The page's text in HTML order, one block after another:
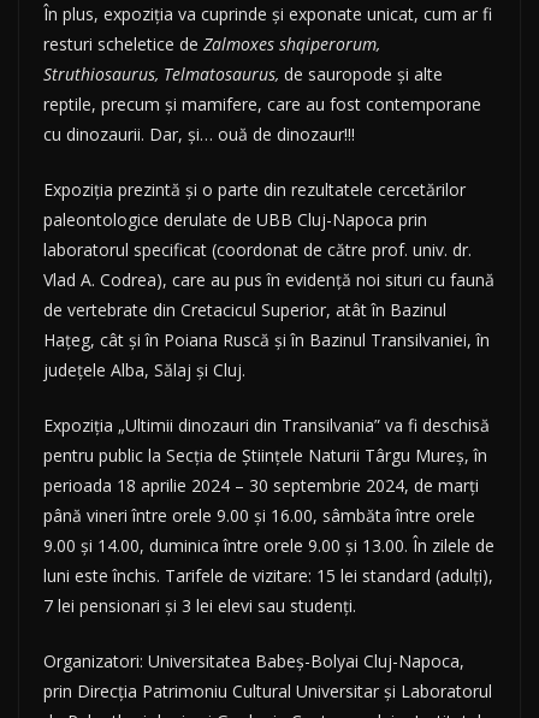
În plus, expoziția va cuprinde și exponate unicat, cum ar fi
resturi scheletice de Zalmoxes shqiperorum,
Struthiosaurus, Telmatosaurus, de sauropode și alte
reptile, precum și mamifere, care au fost contemporane
cu dinozaurii. Dar, și… ouă de dinozaur!!!
Expoziția prezintă și o parte din rezultatele cercetărilor
paleontologice derulate de UBB Cluj-Napoca prin
laboratorul specificat (coordonat de către prof. univ. dr.
Vlad A. Codrea), care au pus în evidență noi situri cu faună
de vertebrate din Cretacicul Superior, atât în Bazinul
Hațeg, cât și în Poiana Ruscă și în Bazinul Transilvaniei, în
județele Alba, Sălaj și Cluj.
Expoziția „Ultimii dinozauri din Transilvania” va fi deschisă
pentru public la Secția de Științele Naturii Târgu Mureș, în
perioada 18 aprilie 2024 – 30 septembrie 2024, de marți
până vineri între orele 9.00 și 16.00, sâmbăta între orele
9.00 și 14.00, duminica între orele 9.00 și 13.00. În zilele de
luni este închis. Tarifele de vizitare: 15 lei standard (adulți),
7 lei pensionari și 3 lei elevi sau studenți.
Organizatori: Universitatea Babeș-Bolyai Cluj-Napoca,
prin Direcția Patrimoniu Cultural Universitar și Laboratorul